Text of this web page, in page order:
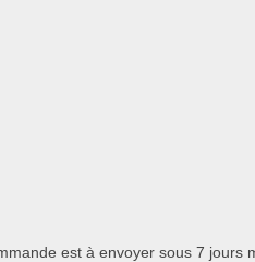
est à envoyer sous 7 jours